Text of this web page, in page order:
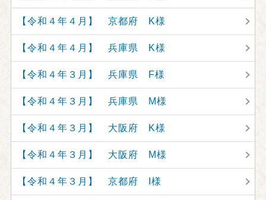
【令和４年４月】 京都府 K様
【令和４年４月】 兵庫県 K様
【令和４年３月】 兵庫県 F様
【令和４年３月】 兵庫県 M様
【令和４年３月】 大阪府 K様
【令和４年３月】 大阪府 M様
【令和４年３月】 京都府 I様